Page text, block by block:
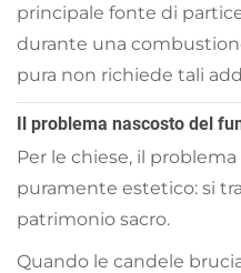
principale fonte di
durante una
pura non richiede tali
Il problema nascosto del
Per le chiese, il
puramente estetico: si
patrimonio sacro.
Quando le candele